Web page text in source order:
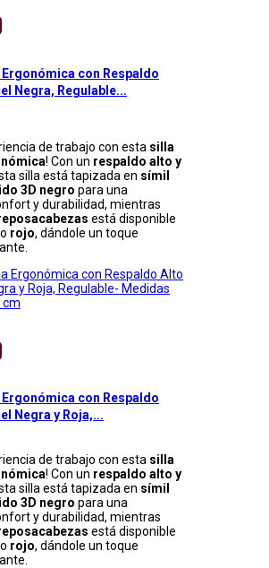
con Respaldo
Negra, Regulable...
de trabajo con esta silla
! Con un respaldo alto y
silla está tapizada en símil
3D negro para una
y durabilidad, mientras
está disponible
o rojo, dándole un toque
con Respaldo
Negra y Roja,...
de trabajo con esta silla
! Con un respaldo alto y
silla está tapizada en símil
3D negro para una
y durabilidad, mientras
está disponible
o rojo, dándole un toque